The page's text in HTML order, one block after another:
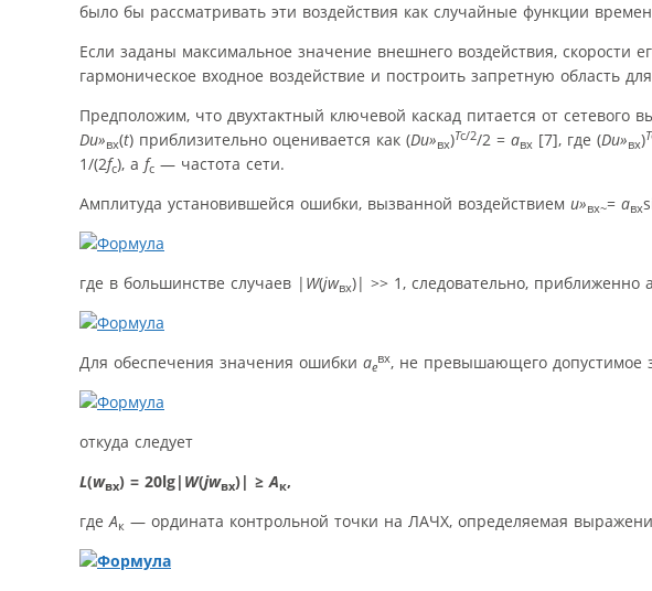
было бы рассматривать эти воздействия как случайные функции
Если заданы максимальное значение внешнего воздействия, скорости
гармоническое входное воздействие и построить запретную область
Предположим, что двухтактный ключевой каскад питается от
Du»вх(t) приблизительно оценивается как (Du»вх)Тс/2/2 = авх [7], где (Du»вх)Т
1/(2fс), а fс — частота сети.
Амплитуда установившейся ошибки, вызванной воздействием u»вх~= авх
где в большинстве случаев | W(jwвх)| >> 1, следовательно, приближенно
Для обеспечения значения ошибки ае
вх, не превышающего допустимое
откуда следует
L(wвх) = 20lg| W(jwвх)| ≥ Ак,
гдеАк — ордината контрольной точки на ЛАЧХ, определяемая